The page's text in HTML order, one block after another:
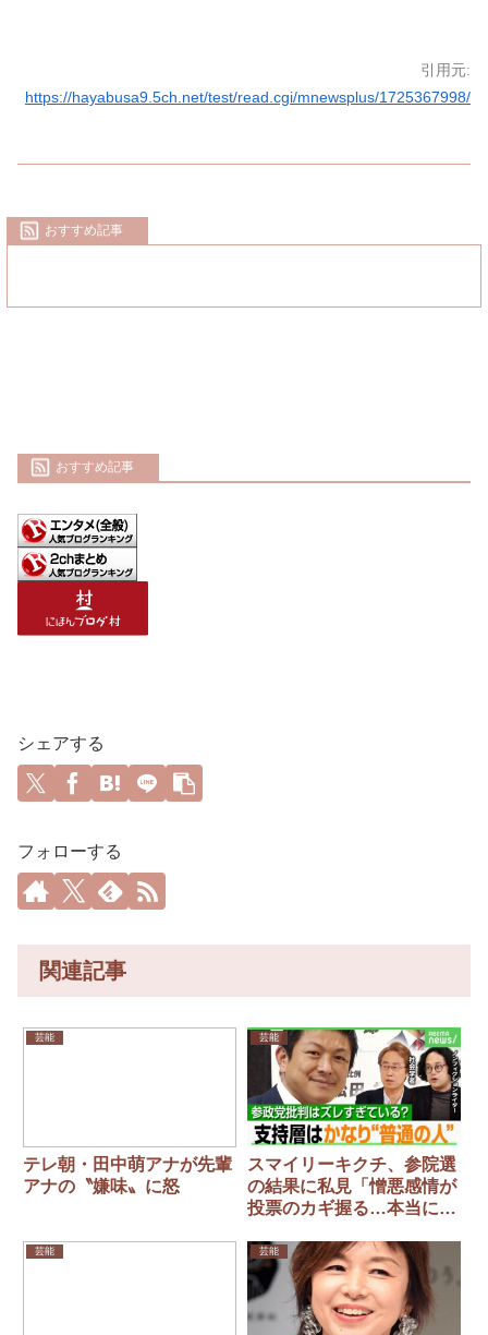
引用元:
https://hayabusa9.5ch.net/test/read.cgi/mnewsplus/1725367998/
おすすめ記事
おすすめ記事
シェアする
フォローする
関連記事
芸能
テレ朝・田中萌アナが先輩
アナの〝嫌味〟に怒
芸能
スマイリーキクチ、参院選
の結果に私見「憎悪感情が
投票のカギ握る…本当にこ
芸能 芸能